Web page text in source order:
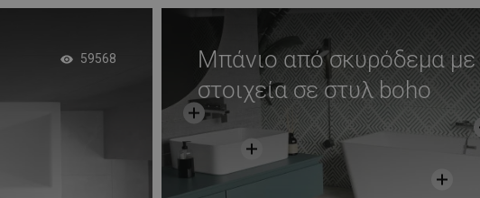
59568
Μπάνιο από σκυρόδεμα με
στοιχεία σε στυλ boho